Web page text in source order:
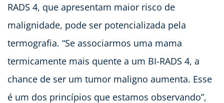
RADS 4, que apresentam maior risco de
malignidade, pode ser potencializada pela
termografia. “Se associarmos uma mama
termicamente mais quente a um BI-RADS 4, a
chance de ser um tumor maligno aumenta. Esse
é um dos princípios que estamos observando”,